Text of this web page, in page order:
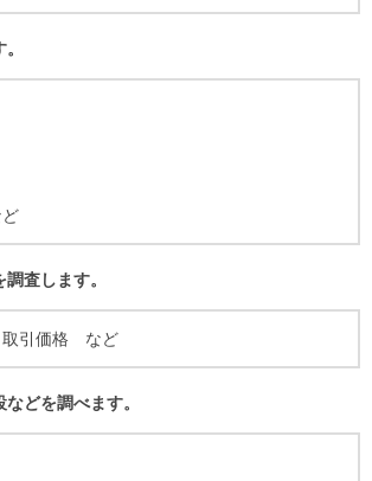
ド
売却ガイ
査します。
取引価格 など
どを調べます。